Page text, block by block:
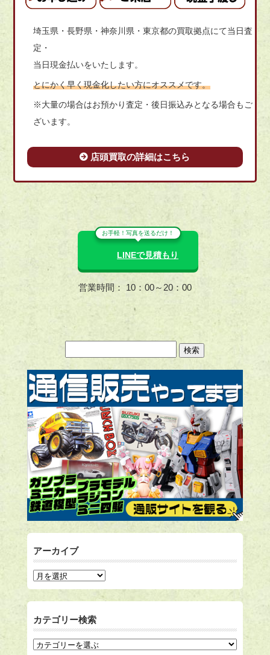
埼玉県・長野県・神奈川県・東京都の買取拠点にて当日査
定・
当日現金払いをいたします。
とにかく早く現金化したい方にオススメです。
※大量の場合はお預かり査定・後日振込みとなる場合もご
ざいます。
店頭買取の詳細はこちら
お手軽！写真を送るだけ！
LINEで見積もり
営業時間： 10：00～20：00
アーカイブ
カテゴリー検索